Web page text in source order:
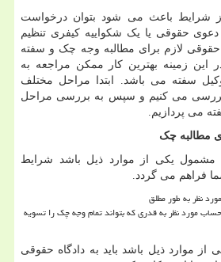
از شرایط باعث می شود بتوان درخواست
حقوقی یا یک شکواییه کیفری تنظیم
لازم برای مطالبه وجه چک و سفته
این زمینه بهترین کار ممکن مراجعه به
سفته می باشد. ابتدا مراحل مختلف
می کنیم و سپس به بررسی مراحل
می پردازیم.
مطالبه چک
مشمول یکی از موارد ذیل باشد شرایط
فراهم می گردد.
نظر به طور مطلق
مورد نظر به قدری که بتواند تمام وجه چک را تسویه
موارد ذیل باشد باید به دادگاه حقوقی